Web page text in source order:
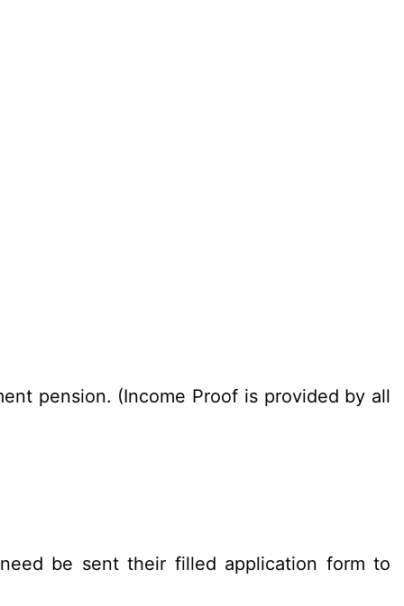
pension. (Income Proof is provided by all
be sent their filled application form to